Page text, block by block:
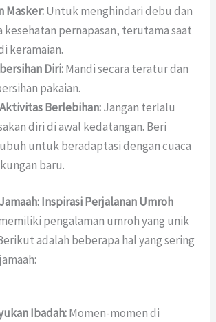
Masker:Untuk menghindari debu dan
kesehatan pernapasan, terutama saat
keramaian.
Diri:Mandi secara teratur dan
pakaian.
Berlebihan:Jangan terlalu
diri di awal kedatangan. Beri
untuk beradaptasi dengan cuaca
baru.
Inspirasi Perjalanan Umroh
pengalaman umroh yang unik
adalah beberapa hal yang sering
Ibadah:Momen-momen di